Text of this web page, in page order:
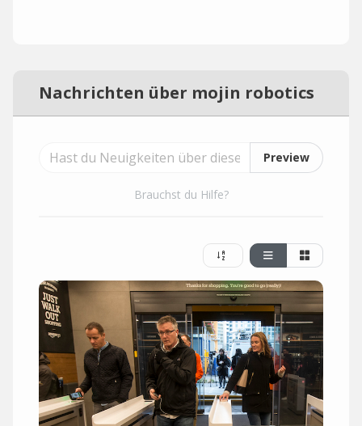
Nachrichten über mojin robotics
Preview
Brauchst du Hilfe?